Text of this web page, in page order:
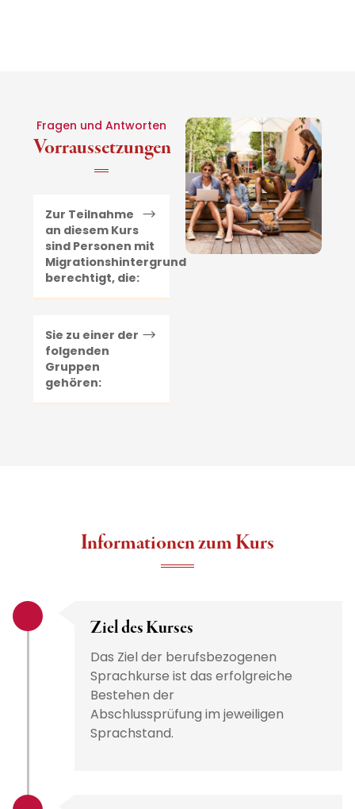
Fragen und Antworten
Vorraussetzungen
Zur Teilnahme
an diesem Kurs
sind Personen mit
Migrationshintergrund
berechtigt, die:
Sie zu einer der
folgenden
Gruppen
gehören:
Informationen zum Kurs
Ziel des Kurses
Das Ziel der berufsbezogenen
Sprachkurse ist das erfolgreiche
Bestehen der
Abschlussprüfung im jeweiligen
Sprachstand.